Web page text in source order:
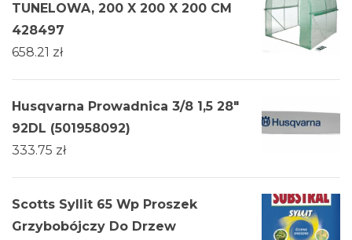
TUNELOWA, 200 X 200 X 200 CM
428497
658.21 zł
Husqvarna Prowadnica 3/8 1,5 28"
92DL (501958092)
333.75 zł
Scotts Syllit 65 Wp Proszek
Grzybobójczy Do Drzew